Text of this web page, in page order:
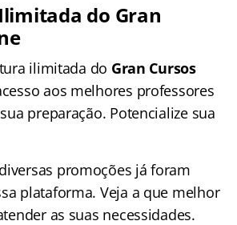
do Gran
ilimitada do Gran Cursos
aos melhores professores
preparação. Potencialize sua
promoções já foram
plataforma. Veja a que melhor
as suas necessidades.